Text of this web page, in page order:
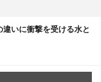
いに衝撃を受ける水と